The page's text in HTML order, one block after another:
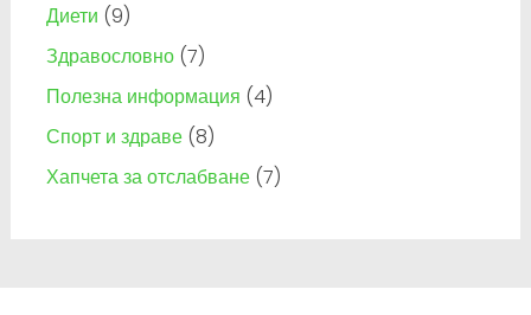
Диети (9)
Здравословно(7)
Полезна информация (4)
Спорт и здраве(8)
Хапчета за отслабване(7)